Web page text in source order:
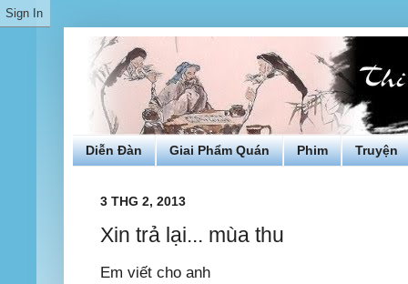
Diễn Đàn Giai Phẩm Quán Phim Truyện
3 THG 2, 2013
Xin trả lại... mùa thu
Em viết cho anh